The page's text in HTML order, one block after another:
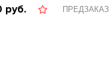
руб. ПРЕДЗАКАЗ